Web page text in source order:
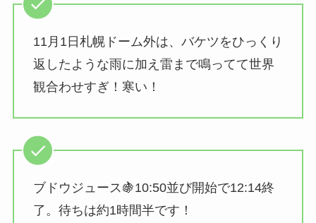
11月1日札幌ドーム外は、バケツをひっくり
返したような雨に加え雷まで鳴ってて世界
観合わせすぎ！寒い！
ブドウジュース🍇10:50並び開始で12:14終
了。待ちは約1時間半です！